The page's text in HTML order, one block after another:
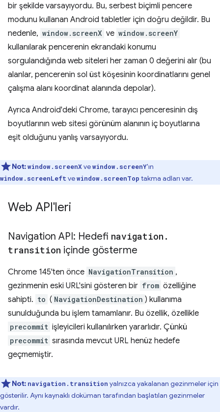
bir şekilde varsayıyordu. Bu, serbest biçimli pencere
modunu kullanan Android tabletler için doğru değildir. Bu
nedenle, window.screenX ve window.screenY
kullanılarak pencerenin ekrandaki konumu
sorgulandığında web siteleri her zaman 0 değerini alır (bu
alanlar, pencerenin sol üst köşesinin koordinatlarını genel
çalışma alanı koordinat alanında depolar).
Ayrıca Android'deki Chrome, tarayıcı penceresinin dış
boyutlarının web sitesi görünüm alanının iç boyutlarına
eşit olduğunu yanlış varsayıyordu.
Not:window.screenXvewindow.screenY'ın
window.screenLeft vewindow.screenTop takma adları var.
Web API'leri
Navigation API: Hedefi navigation .
transition içinde gösterme
Chrome 145'ten önce NavigationTransition ,
gezinmenin eski URL'sini gösteren bir from özelliğine
sahipti. to ( NavigationDestination ) kullanıma
sunulduğunda bu işlem tamamlanır. Bu özellik, özellikle
precommit işleyicileri kullanılırken yararlıdır. Çünkü
precommit sırasında mevcut URL henüz hedefe
geçmemiştir.
Not: navigation.transition yalnızca yakalanan gezinmeler için
gösterilir. Aynı kaynaklı doküman tarafından başlatılan gezinmeler
vardır.